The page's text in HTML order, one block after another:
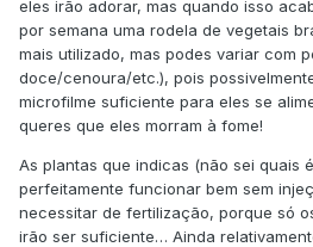
eles irão adorar, mas quando isso
por semana uma rodela de vegetais
mais utilizado, mas podes variar com
doce/cenoura/etc.), pois
microfilme suficiente para eles se
queres que eles morram à fome!
As plantas que indicas (não sei quais
perfeitamente funcionar bem sem
necessitar de fertilização, porque só
irão ser suficiente… Ainda